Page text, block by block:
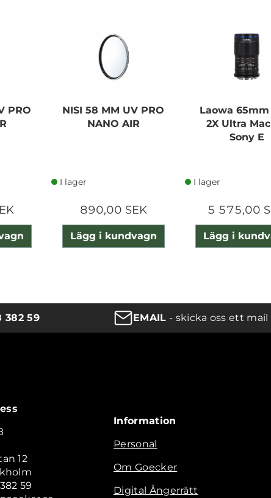
PRO
NISI 58 MM UV PRO
NANO AIR
I lager
890,00 SEK
Lägg i kundvagn
Laowa 65mm
2X Ultra
Sony E
I lager
5 575,00
Lägg i
382 59 EMAIL - skicka oss ett mail
12
59
Information
Personal
Om Goecker
Digital Ångerrätt